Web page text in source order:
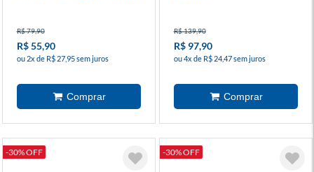
R$ 79,90
R$ 55,90
ou 2x de R$ 27,95 sem juros
R$ 139,90
R$ 97,90
ou 4x de R$ 24,47 sem juros
-30% OFF -30% OFF